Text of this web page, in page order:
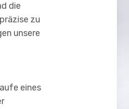
die
zu
unsere
eines